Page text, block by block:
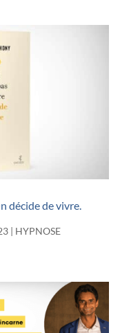
décide de vivre.
| HYPNOSE